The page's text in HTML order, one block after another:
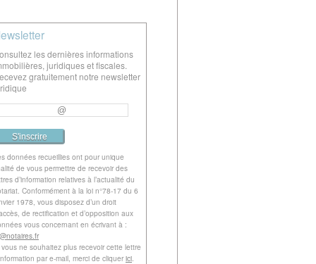
les dernières informations
juridiques et fiscales.
gratuitement notre newsletter
données recueillies ont pour unique
de vous permettre de recevoir des
d’information relatives à l’actualité du
Conformément à la loi n°78-17 du 6
1978, vous disposez d’un droit
de rectification et d’opposition aux
vous concernant en écrivant à :
ne souhaitez plus recevoir cette lettre
par e-mail, merci de cliquerici.